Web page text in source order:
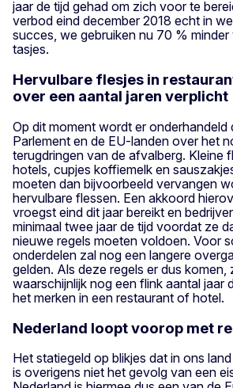
jaar de tijd gehad om zich voor te
verbod eind december 2018 echt in
succes, we gebruiken nu 70 %
tasjes.
Hervulbare flesjes in
over een aantal jaren verplicht
Op dit moment wordt er onderhandeld
Parlement en de EU-landen over het
terugdringen van de afvalberg. Kleine
hotels, cupjes koffiemelk en
moeten dan bijvoorbeeld vervangen
hervulbare flessen. Een akkoord
vroegst eind dit jaar bereikt en
minimaal twee jaar de tijd voordat ze
nieuwe regels moeten voldoen. Voor
onderdelen zal nog een langere
gelden. Als deze regels er dus komen,
waarschijnlijk nog een flink aantal jaar
het merken in een restaurant of hotel.
Nederland loopt voorop met
Het statiegeld op blikjes dat in ons
is overigens niet het gevolg van een